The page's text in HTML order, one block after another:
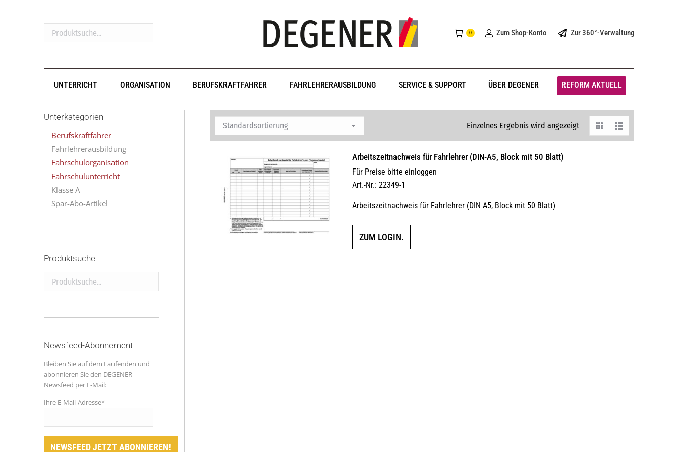
Produktsuche...
0 Zum Shop-Konto Zur 360°-Verwaltung
UNTERRICHT ORGANISATION BERUFSKRAFTFAHRER FAHRLEHRERAUSBILDUNG SERVICE & SUPPORT ÜBER DEGENER REFORM AKTUELL
Einzelnes Ergebnis wird angezeigt
Arbeitszeitnachweis für Fahrlehrer (DIN-A5, Block mit 50 Blatt)
Für Preise bitte einloggen
Art.-Nr.: 22349-1
Arbeitszeitnachweis für Fahrlehrer (DIN A5, Block mit 50 Blatt)
ZUM LOGIN.
Unterkategorien
Berufskraftfahrer
Fahrlehrerausbildung
Fahrschulorganisation
Fahrschulunterricht
Klasse A
Spar-Abo-Artikel
Produktsuche
Produktsuche...
Newsfeed-Abonnement
Bleiben Sie auf dem Laufenden und
abonnieren Sie den DEGENER
Newsfeed per E-Mail:
Ihre E-Mail-Adresse*